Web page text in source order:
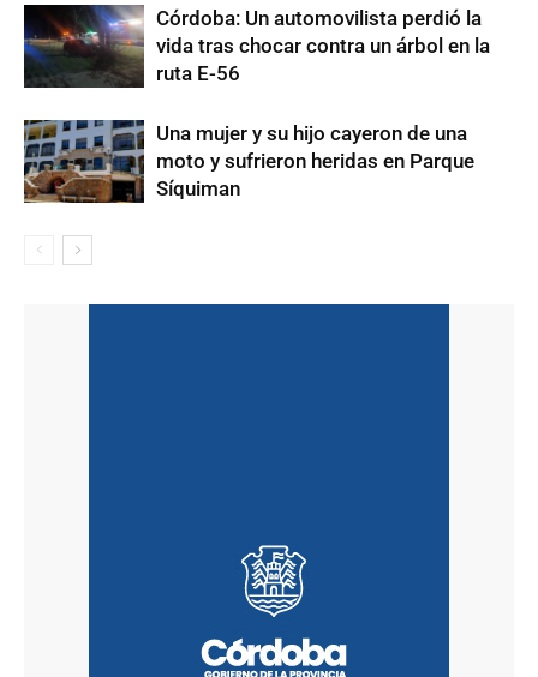
Córdoba: Un automovilista perdió la
vida tras chocar contra un árbol en la
ruta E-56
Una mujer y su hijo cayeron de una
moto y sufrieron heridas en Parque
Síquiman